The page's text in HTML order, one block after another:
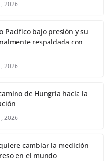
2026
Pacífico bajo presión y su
respaldada con
2026
de Hungría hacia la
2026
cambiar la medición
en el mundo